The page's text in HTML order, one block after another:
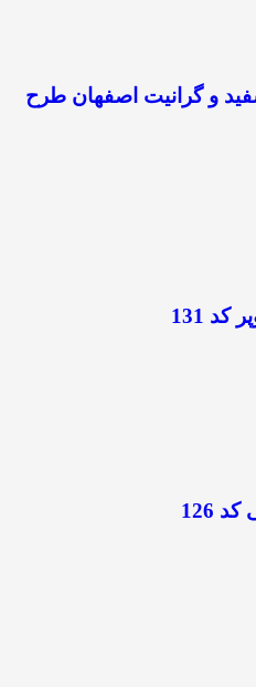
و گرانیت اصفهان طرح
131
126